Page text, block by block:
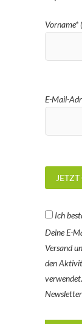
Vorname*
E-Mail-
Ich
Deine E-
Versand
den